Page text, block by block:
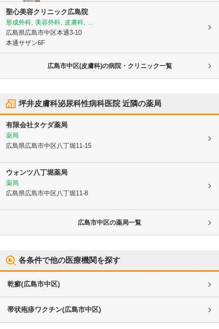
聖心美容クリニック広島院
形成外科, 美容外科, 皮膚科, ...
広島県広島市中区本通3-10
本通サザン6F
広島市中区(皮膚科)の病院・クリニック一覧
坪井皮膚科泌尿科性病科医院近隣の薬局
有限会社タケダ薬局
薬局
広島県広島市中区八丁堀11-15
ウォンツ八丁堀薬局
薬局
広島県広島市中区八丁堀11-8
広島市中区の薬局一覧
各条件で他の医療機関を探す
乾癬(広島市中区)
帯状疱疹ワクチン(広島市中区)